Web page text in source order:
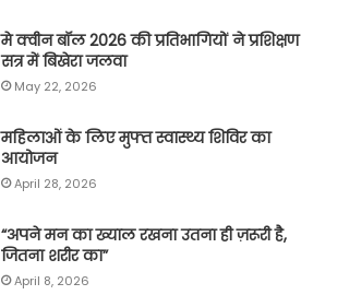
मे क्वीन बॉल 2026 की प्रतिभागियों ने प्रशिक्षण
सत्र में बिखेरा जलवा
May 22, 2026
महिलाओं के लिए मुफ्त स्वास्थ्य शिविर का
आयोजन
April 28, 2026
“अपने मन का ख्याल रखना उतना ही ज़रूरी है,
जितना शरीर का”
April 8, 2026